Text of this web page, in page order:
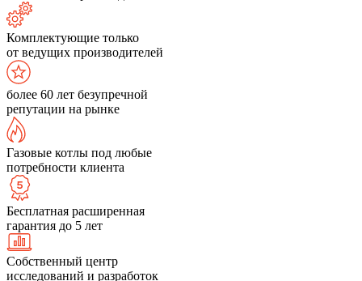
Комплектующие только
от ведущих производителей
более 60 лет безупречной
репутации на рынке
Газовые котлы под любые
потребности клиента
Бесплатная расширенная
гарантия до 5 лет
Собственный центр
исследований и разработок